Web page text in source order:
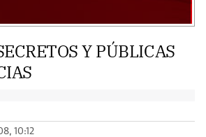
Y PÚBLICAS
10:12